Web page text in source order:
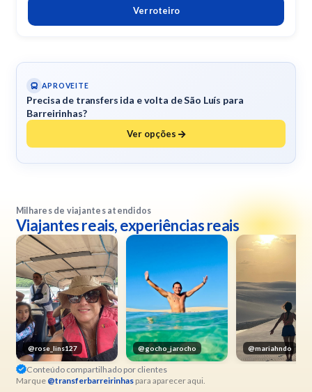
Ver roteiro
APROVEITE
Precisa de transfers ida e volta de São Luís para
Barreirinhas?
Ver opções
Milhares de viajantes atendidos
Viajantes reais, experiências reais
@gocho_jarocho @mariahndo @emcantosnossos
Conteúdo compartilhado por clientes
Marque @transferbarreirinhaspara aparecer aqui.